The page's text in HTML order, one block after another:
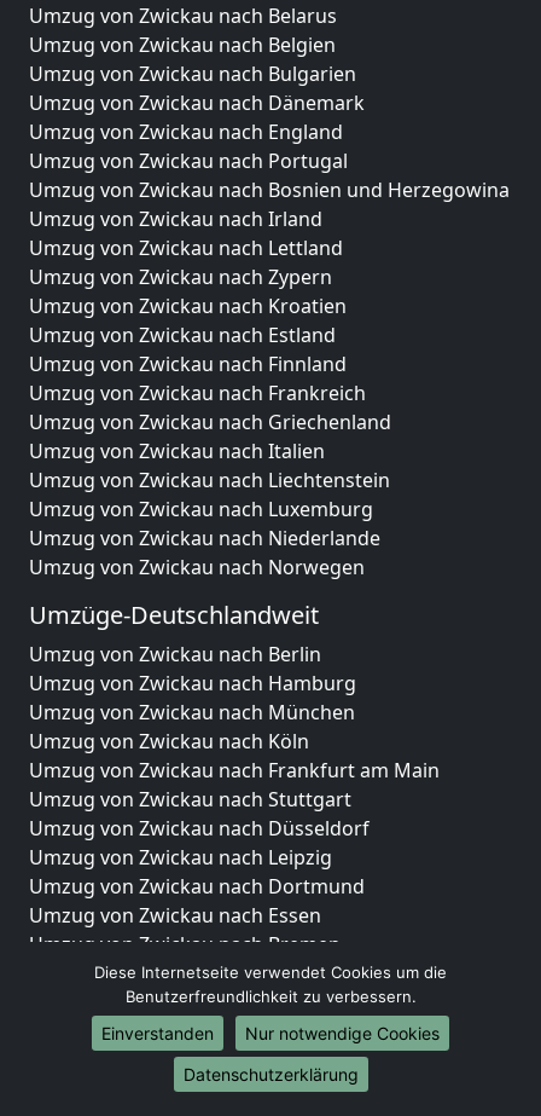
Umzug von Zwickau nach Belarus
Umzug von Zwickau nach Belgien
Umzug von Zwickau nach Bulgarien
Umzug von Zwickau nach Dänemark
Umzug von Zwickau nach England
Umzug von Zwickau nach Portugal
Umzug von Zwickau nach Bosnien und Herzegowina
Umzug von Zwickau nach Irland
Umzug von Zwickau nach Lettland
Umzug von Zwickau nach Zypern
Umzug von Zwickau nach Kroatien
Umzug von Zwickau nach Estland
Umzug von Zwickau nach Finnland
Umzug von Zwickau nach Frankreich
Umzug von Zwickau nach Griechenland
Umzug von Zwickau nach Italien
Umzug von Zwickau nach Liechtenstein
Umzug von Zwickau nach Luxemburg
Umzug von Zwickau nach Niederlande
Umzug von Zwickau nach Norwegen
Umzüge-Deutschlandweit
Umzug von Zwickau nach Berlin
Umzug von Zwickau nach Hamburg
Umzug von Zwickau nach München
Umzug von Zwickau nach Köln
Umzug von Zwickau nach Frankfurt am Main
Umzug von Zwickau nach Stuttgart
Umzug von Zwickau nach Düsseldorf
Umzug von Zwickau nach Leipzig
Umzug von Zwickau nach Dortmund
Umzug von Zwickau nach Essen
Umzug von Zwickau nach Bremen
Umzug von Zwickau nach Dresden
Umzug von Zwickau nach Hannover
Umzug von Zwickau nach Nürnberg
Umzug von Zwickau nach Duisburg
Umzug von Zwickau nach Bochum
Diese Internetseite verwendet Cookies um die
Benutzerfreundlichkeit zu verbessern.
Einverstanden
Nur notwendige Cookies
Datenschutzerklärung